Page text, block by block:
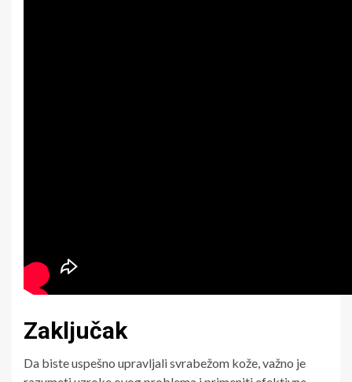
Zaključak
Da biste uspešno upravljali svrabežom kože, važno je